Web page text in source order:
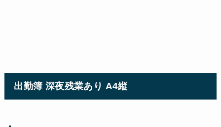
出勤簿 深夜残業あり A4縦